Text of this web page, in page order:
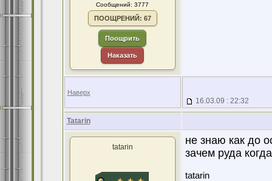
Сообщений: 3777
ПООЩРЕНИЙ: 67
Поощрить
Наказать
Наверх
16.03.09 : 22:32
Tatarin
tatarin
не знаю как до
зачем руда
tatarin